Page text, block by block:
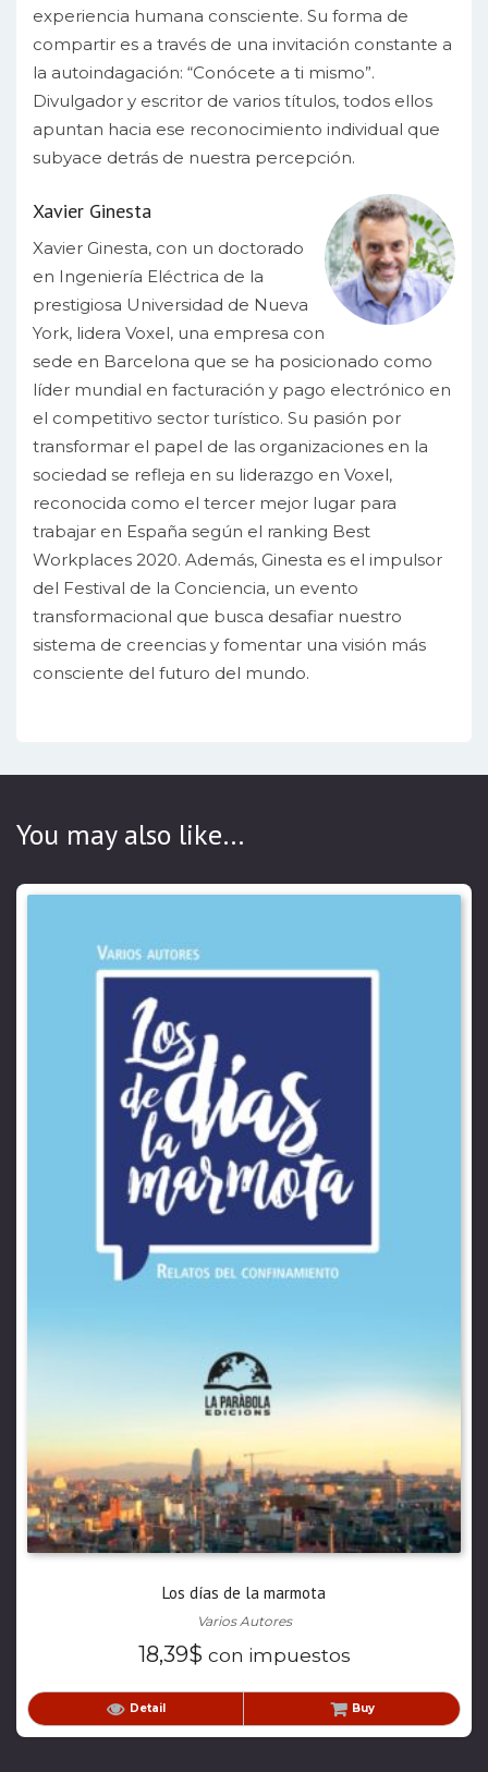
experiencia humana consciente. Su forma de
compartir es a través de una invitación constante a
la autoindagación: “Conócete a ti mismo”.
Divulgador y escritor de varios títulos, todos ellos
apuntan hacia ese reconocimiento individual que
subyace detrás de nuestra percepción.
Xavier Ginesta
Xavier Ginesta, con un doctorado
en Ingeniería Eléctrica de la
prestigiosa Universidad de Nueva
York, lidera Voxel, una empresa con
sede en Barcelona que se ha posicionado como
líder mundial en facturación y pago electrónico en
el competitivo sector turístico. Su pasión por
transformar el papel de las organizaciones en la
sociedad se refleja en su liderazgo en Voxel,
reconocida como el tercer mejor lugar para
trabajar en España según el ranking Best
Workplaces 2020. Además, Ginesta es el impulsor
del Festival de la Conciencia, un evento
transformacional que busca desafiar nuestro
sistema de creencias y fomentar una visión más
consciente del futuro del mundo.
You may also like…
Los días de la marmota
Varios Autores
18,39$ con impuestos
Detail Buy